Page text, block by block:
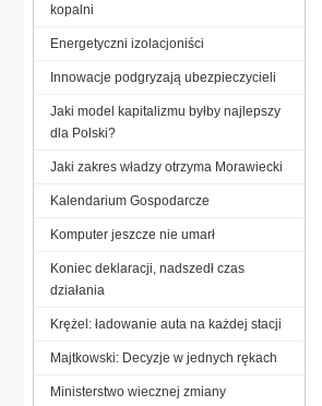
kopalni
Energetyczni izolacjoniści
Innowacje podgryzają ubezpieczycieli
Jaki model kapitalizmu byłby najlepszy
dla Polski?
Jaki zakres władzy otrzyma Morawiecki
Kalendarium Gospodarcze
Komputer jeszcze nie umarł
Koniec deklaracji, nadszedł czas
działania
Krężel: ładowanie auta na każdej stacji
Majtkowski: Decyzje w jednych rękach
Ministerstwo wiecznej zmiany